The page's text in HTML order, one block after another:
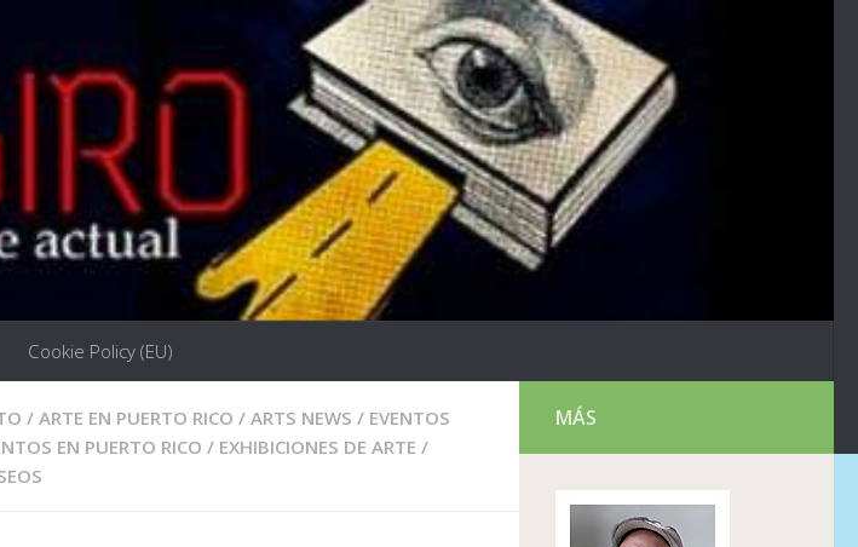
Cookie Policy (EU)
/ ARTE EN PUERTO RICO / ARTS NEWS / EVENTOS
EN PUERTO RICO / EXHIBICIONES DE ARTE /
MÁS